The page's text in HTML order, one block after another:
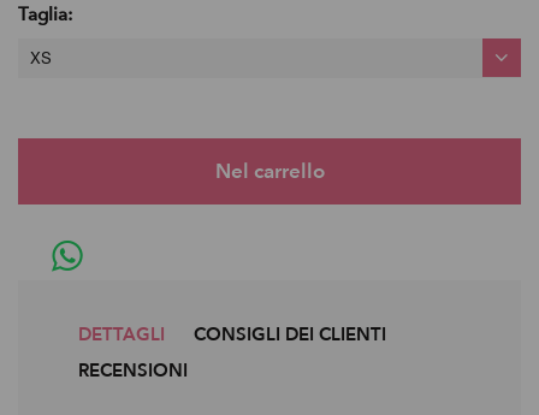
Taglia:
XS
DETTAGLI
CONSIGLI DEI CLIENTI
RECENSIONI